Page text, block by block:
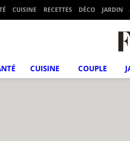
CUISINE RECETTES DÉCO JARDIN
CUISINE COUPLE